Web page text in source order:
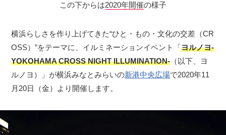
この下からは2020年開催の様子
横浜らしさを作り上げてきた“ひと・もの・文化の交差（CR
OSS）”をテーマに、イルミネーションイベント「ヨルノヨ-
YOKOHAMA CROSS NIGHT ILLUMINATION- （以下、ヨ
ルノヨ）」が横浜みなとみらいの新港中央広場で2020年11
月20日（金）より開催します。